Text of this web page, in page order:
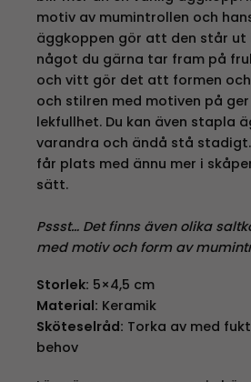
motiv av mumintrollen och
äggkoppen gör att den står
något du gärna tar fram på
och vitt gör det att formen
och stilren med motiven på
lekfullhet. Du kan även stapla
varandra och ändå stå
får plats med ännu mer i
sätt.
Pssst… Det finns även olika
med motiv och form av
Storlek: 5×4,5 cm
Material: Keramik
Sköteselråd: Torka av med
behov